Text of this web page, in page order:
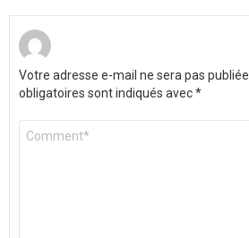
Votre adresse e-mail ne sera pas publiée.
obligatoires sont indiqués avec*
Commentaire